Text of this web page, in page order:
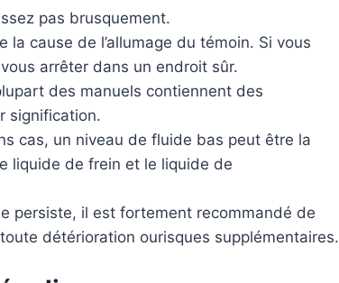
pas brusquement.
la cause de l’allumage du témoin. Si vous
arrêter dans un endroit sûr.
des manuels contiennent des
signification.
cas, un niveau de fluide bas peut être la
liquide de frein et le liquide de
persiste, il est fortement recommandé de
détérioration ourisques supplémentaires.